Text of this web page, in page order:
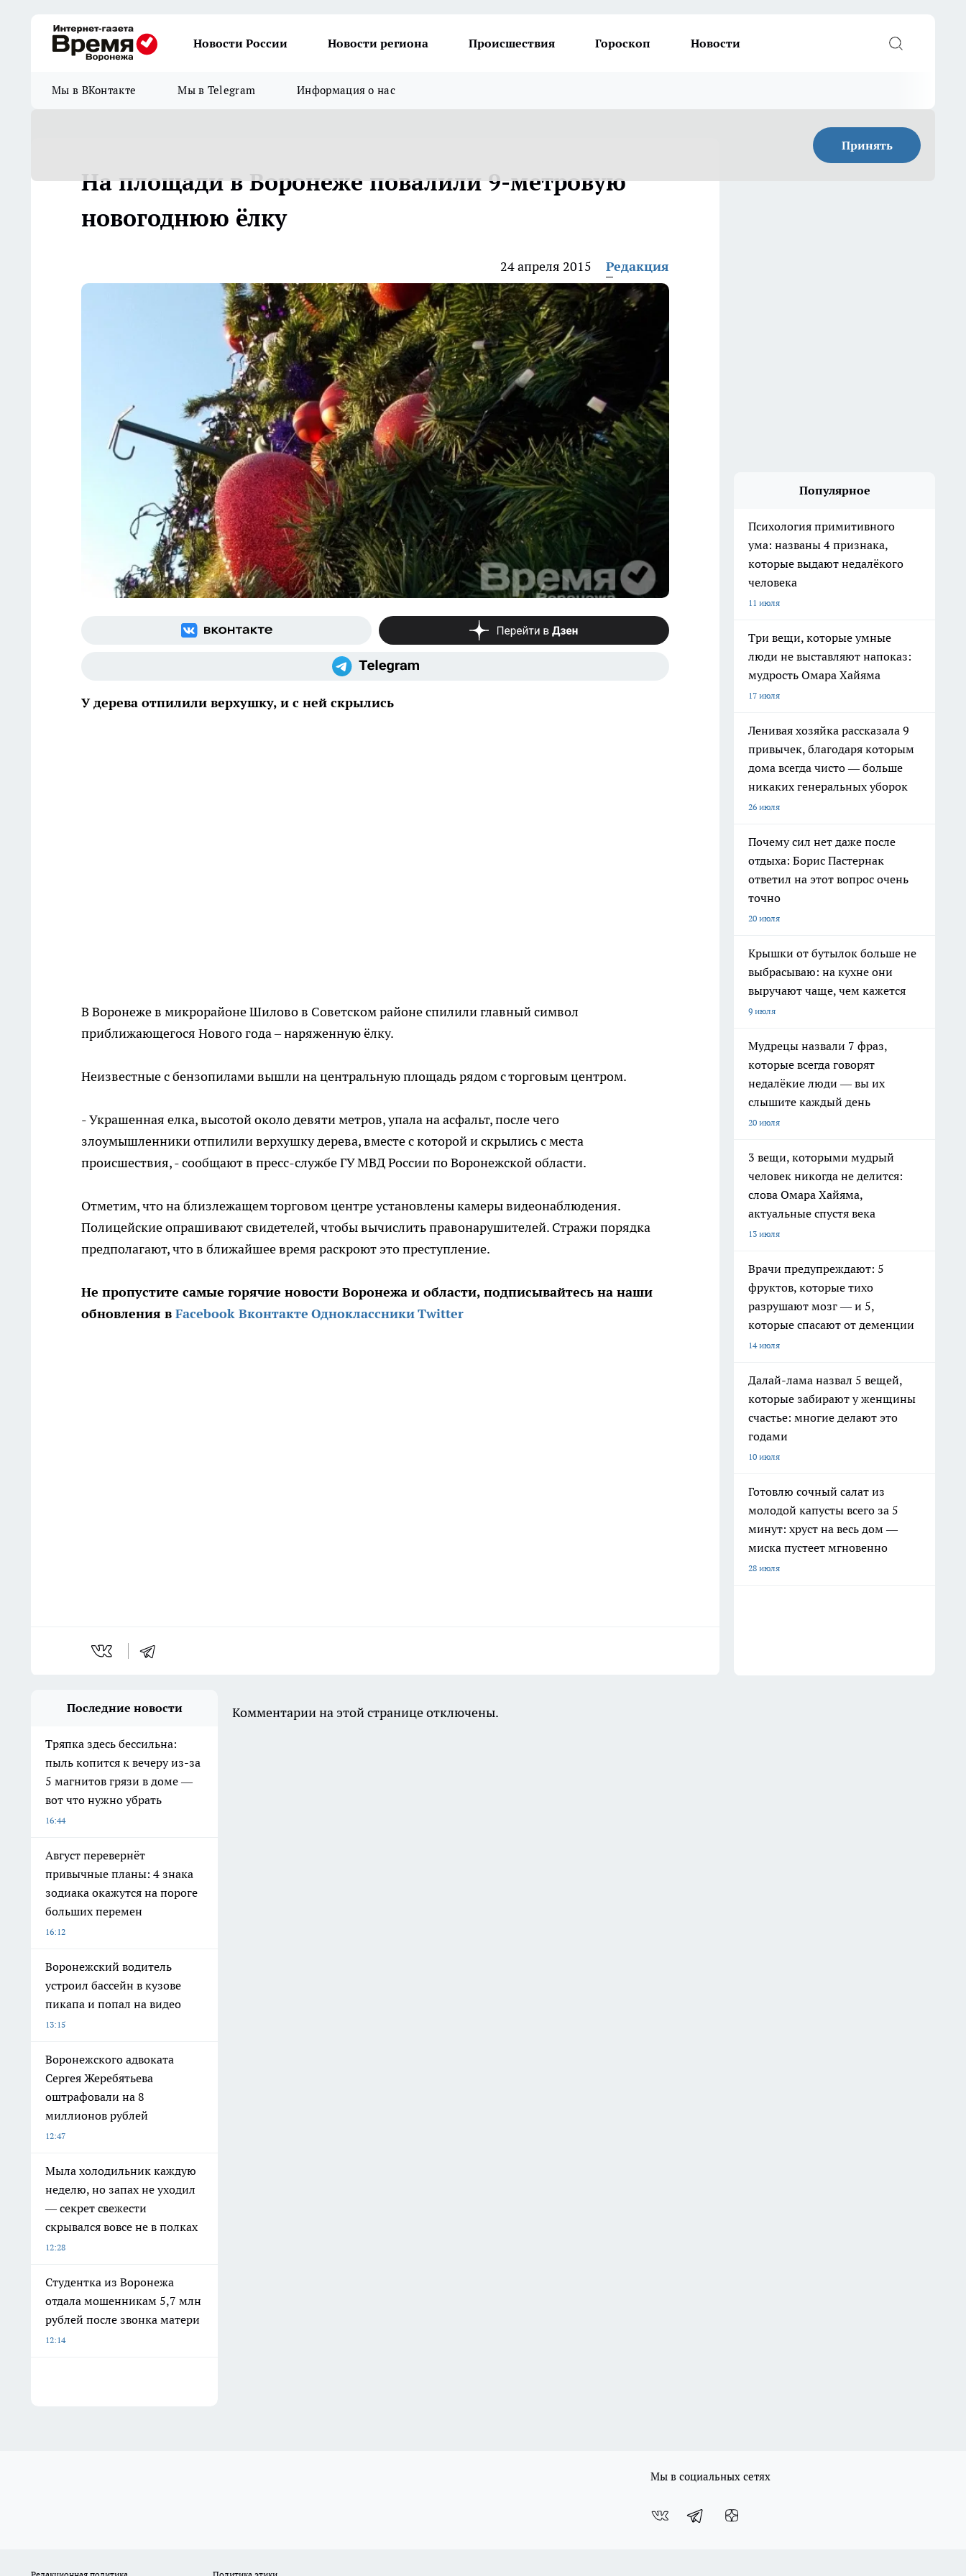
Новости России Новости региона Происшествия Гороскоп Новости
Мы в ВКонтакте Мы в Telegram Информация о нас
Принять
На площади в Воронеже повалили 9-метровую
новогоднюю ёлку
24 апреля 2015 Редакция
У дерева отпилили верхушку, и с ней скрылись
В Воронеже в микрорайоне Шилово в Советском районе спилили главный символ
приближающегося Нового года – наряженную ёлку.
Неизвестные с бензопилами вышли на центральную площадь рядом с торговым центром.
- Украшенная елка, высотой около девяти метров, упала на асфальт, после чего
злоумышленники отпилили верхушку дерева, вместе с которой и скрылись с места
происшествия, - сообщают в пресс-службе ГУ МВД России по Воронежской области.
Отметим, что на близлежащем торговом центре установлены камеры видеонаблюдения.
Полицейские опрашивают свидетелей, чтобы вычислить правонарушителей. Стражи порядка
предполагают, что в ближайшее время раскроют это преступление.
Не пропустите самые горячие новости Воронежа и области, подписывайтесь на наши
обновления в Facebook Вконтакте ОдноклассникиTwitter
Популярное
Психология примитивного
ума: названы 4 признака,
которые выдают недалёкого
человека
11 июля
Три вещи, которые умные
люди не выставляют напоказ:
мудрость Омара Хайяма
17 июля
Ленивая хозяйка рассказала 9
привычек, благодаря которым
дома всегда чисто — больше
никаких генеральных уборок
26 июля
Почему сил нет даже после
отдыха: Борис Пастернак
ответил на этот вопрос очень
точно
20 июля
Крышки от бутылок больше не
выбрасываю: на кухне они
выручают чаще, чем кажется
9 июля
Мудрецы назвали 7 фраз,
которые всегда говорят
недалёкие люди — вы их
слышите каждый день
20 июля
3 вещи, которыми мудрый
человек никогда не делится:
слова Омара Хайяма,
актуальные спустя века
13 июля
Врачи предупреждают: 5
фруктов, которые тихо
разрушают мозг — и 5,
которые спасают от деменции
14 июля
Далай-лама назвал 5 вещей,
которые забирают у женщины
счастье: многие делают это
годами
10 июля
Готовлю сочный салат из
молодой капусты всего за 5
минут: хруст на весь дом —
миска пустеет мгновенно
28 июля
Последние новости
Тряпка здесь бессильна:
пыль копится к вечеру из-за
5 магнитов грязи в доме —
вот что нужно убрать
16:44
Август перевернёт
привычные планы: 4 знака
зодиака окажутся на пороге
больших перемен
16:12
Воронежский водитель
устроил бассейн в кузове
пикапа и попал на видео
13:15
Воронежского адвоката
Сергея Жеребятьева
оштрафовали на 8
миллионов рублей
12:47
Мыла холодильник каждую
неделю, но запах не уходил
— секрет свежести
скрывался вовсе не в полках
12:28
Студентка из Воронежа
отдала мошенникам 5,7 млн
рублей после звонка матери
12:14
Комментарии на этой странице отключены.
Мы в социальных сетях